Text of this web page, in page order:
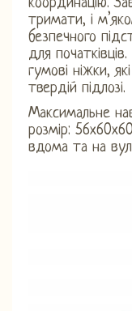
координацію.
тримати, і
безпечного
для
гумові ніжки,
твердій підлозі.
Максимальне
розмір:
вдома та на